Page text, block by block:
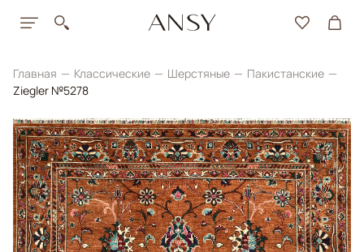
Главная Классические Шерстяные
Пакистанские
Ziegler №5278